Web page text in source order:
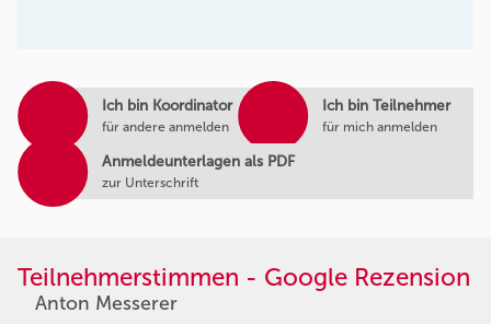
Ich bin Koordinator
für andere anmelden
Ich bin Teilnehmer
für mich anmelden
Anmeldeunterlagen als PDF
zur Unterschrift
Teilnehmerstimmen - Google Rezension
Anton Messerer